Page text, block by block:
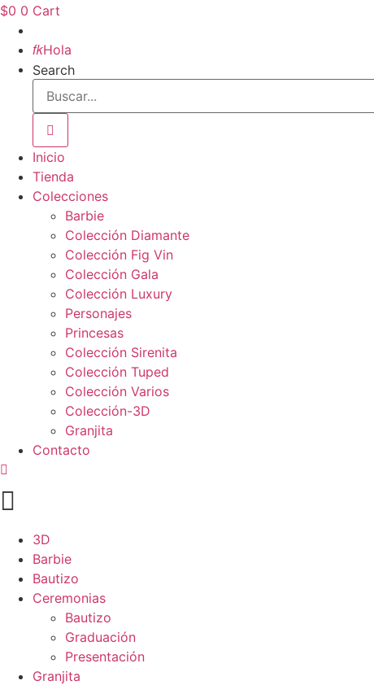
$0 0 Cart
Hola
Search
Inicio
Tienda
Colecciones
Barbie
Colección Diamante
Colección Fig Vin
Colección Gala
Colección Luxury
Personajes
Princesas
Colección Sirenita
Colección Tuped
Colección Varios
Colección-3D
Granjita
Contacto

3D
Barbie
Bautizo
Ceremonias
Bautizo
Graduación
Presentación
Granjita